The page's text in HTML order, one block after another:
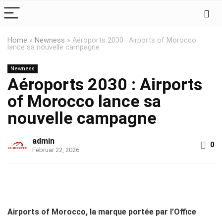
Home » Newness » Aéroports 2030 : Airports of Morocco
lance sa nouvelle campagne
Newness
Aéroports 2030 : Airports
of Morocco lance sa
nouvelle campagne
admin
Februar 22, 2026
0
Airports of Morocco, la marque portée par l’Office